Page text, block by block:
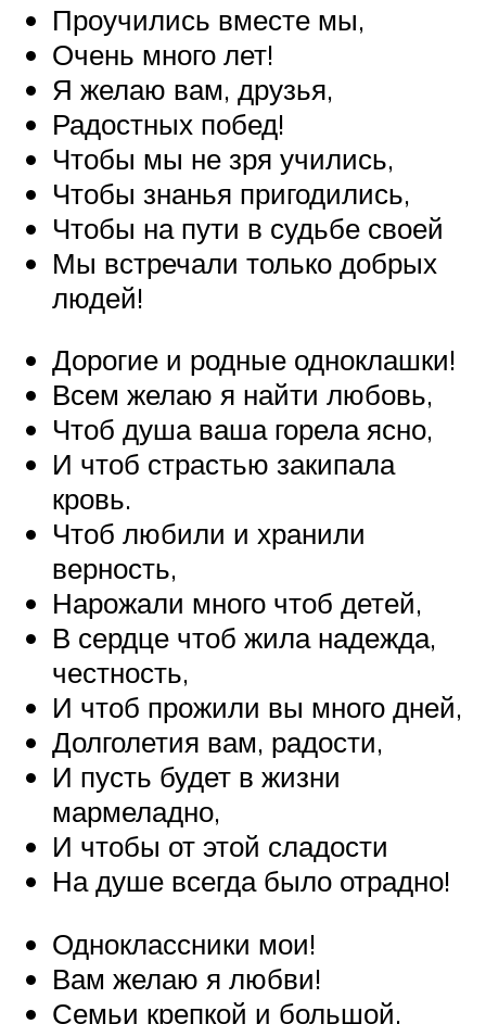
Проучились вместе мы,
Очень много лет!
Я желаю вам, друзья,
Радостных побед!
Чтобы мы не зря учились,
Чтобы знанья пригодились,
Чтобы на пути в судьбе своей
Мы встречали только добрых
людей!
Дорогие и родные одноклашки!
Всем желаю я найти любовь,
Чтоб душа ваша горела ясно,
И чтоб страстью закипала
кровь.
Чтоб любили и хранили
верность,
Нарожали много чтоб детей,
В сердце чтоб жила надежда,
честность,
И чтоб прожили вы много дней,
Долголетия вам, радости,
И пусть будет в жизни
мармеладно,
И чтобы от этой сладости
На душе всегда было отрадно!
Одноклассники мои!
Вам желаю я любви!
Семьи крепкой и большой,